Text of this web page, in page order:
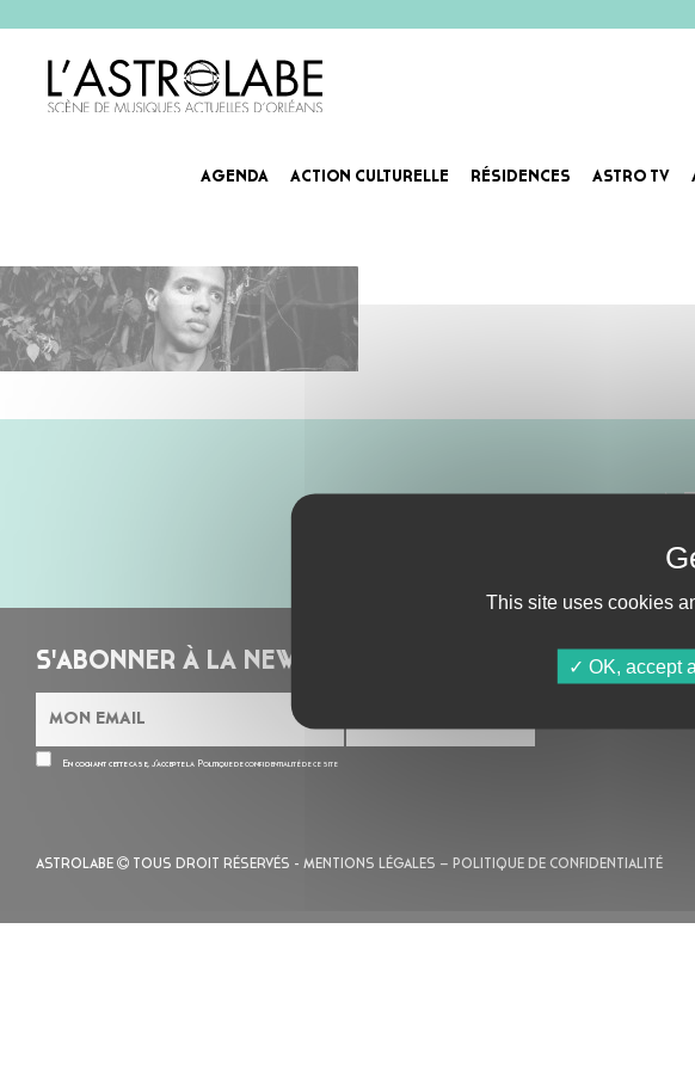
AGENDA ACTION CULTURELLE RÉSIDENCES ASTRO TV
S'ABONNER À LA NEWSLETTER
En cochant cette case, j’accepte la Politique de confidentialitéde ce site
ASTROLABE TOUS DROIT RÉSERVÉS - MENTIONS LÉGALES – POLITIQUE DE CONFIDENTIALITÉ
This site uses cookies
OK, accept